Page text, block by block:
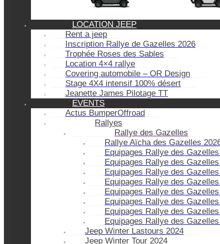
LOCATION JEEP
Rent a jeep
Inscription Rallye de Gazelles 2026
Trophée Roses des Sables
Location 4×4 rallye
Covering automobile – OR Design
Stage 4X4 intensif 100% désert
Jeanette James Pilotage TT
EVENTS
Actus BumperOffroad
Rallyes
Rallye des Gazelles
Rallye Aïcha des Gazelles
Equipages Rallye des
Equipages Rallye des
Equipages Rallye des
Equipages Rallye des
Equipages Rallye des
Equipages Rallye des
Equipages Rallye des
Equipages Rallye des
Jeep Winter Lastours 2024
Jeep Winter Tour 2024